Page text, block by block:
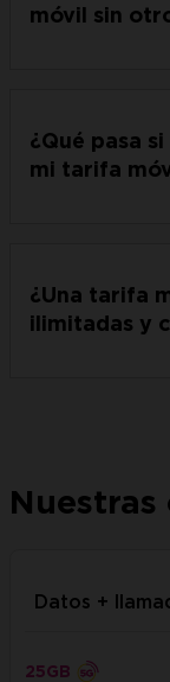
móvil sin
¿Qué pasa
mi tarifa
¿Una tarifa
ilimitadas y
Nuestras
Datos +
25GB